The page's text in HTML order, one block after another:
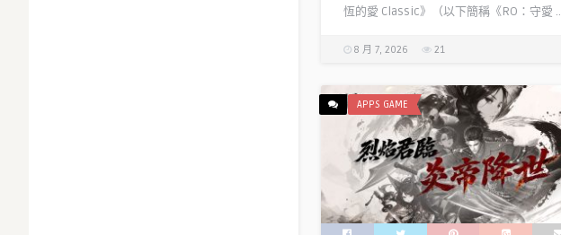
恆的愛 Classic》（以下簡稱《RO：守愛 ..
8 月 7, 2026 21
APPS GAME